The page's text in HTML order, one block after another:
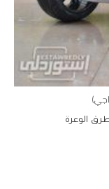
الوعرة